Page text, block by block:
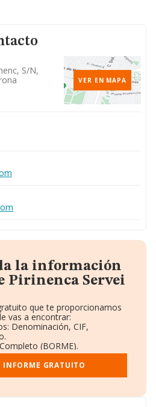
S/n,
VER EN MAPA
la información
Pirinenca Servei
que te proporcionamos
vas a encontrar:
Denominación, CIF,
(BORME).
Ventas y Empleados.
y Administradores.
INFORME GRATUITO